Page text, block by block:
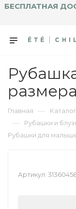
БЕСПЛАТНАЯ
размера
Главная — Каталог
— Рубашки и
Рубашки для
Артикул: